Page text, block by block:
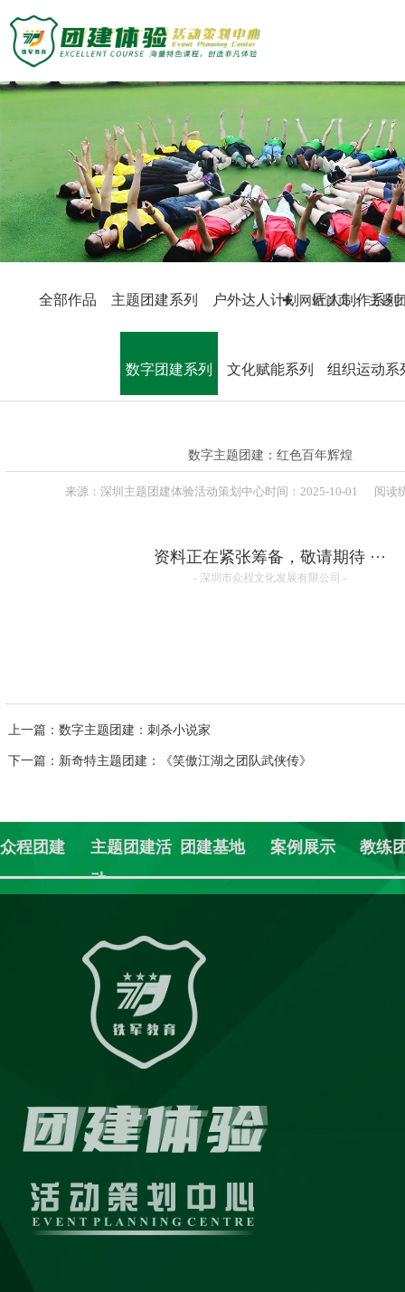
主题团建活动
主题团建系列
户外达人计划
匠人制作系列
音乐释压系列
数字团建系列
文化赋能系列
组织运动系列
定制化方案
团建基地
旅游主题小镇
商务度假景区
国防军事教育
案例展示
生产制造企业
服务顾问资询
教培政企机构
组织架构
联系方式
特级培训师-渝生泷
高级培训师-张伟峰
高级培训师-全鹏举
高级培训师-李根
联系众程
网站首页 主题
全部作品 主题团建系列 户外达人计划 匠人制作系列
数字团建系列 文化赋能系列 组织运动系
数字主题团建：红色百年辉煌
来源： 深圳主题团建体验活动策划中心时间： 2025-10-01 阅读
资料正在紧张筹备，敬请期待 ···
- 深圳市众程文化发展有限公司 -
上一篇：数字主题团建：刺杀小说家
下一篇：新奇特主题团建：《笑傲江湖之团队武侠传》
众程团建
主题团建活
动
团建基地 案例展示 教练